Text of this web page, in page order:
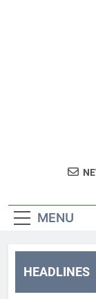
MENU
HEADLINES
2